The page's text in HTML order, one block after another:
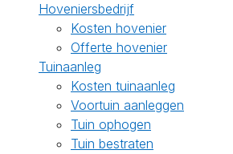
Hoveniersbedrijf
Kosten hovenier
Offerte hovenier
Tuinaanleg
Kosten tuinaanleg
Voortuin aanleggen
Tuin ophogen
Tuin bestraten